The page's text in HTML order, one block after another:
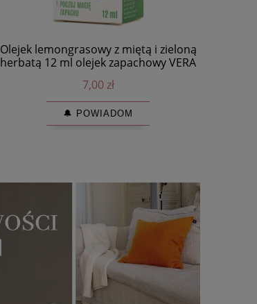
Olejek lemongrasowy z miętą i zieloną
herbatą 12 ml olejek zapachowy VERA
NORD
7,00 zł
🔔 POWIADOM